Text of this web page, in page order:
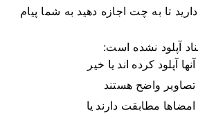
تا به چت اجازه دهید به شما پیام
آپلود نشده است:
آپلود کرده اند یا خیر
تصاویر واضح هستند
مطابقت دارند یا